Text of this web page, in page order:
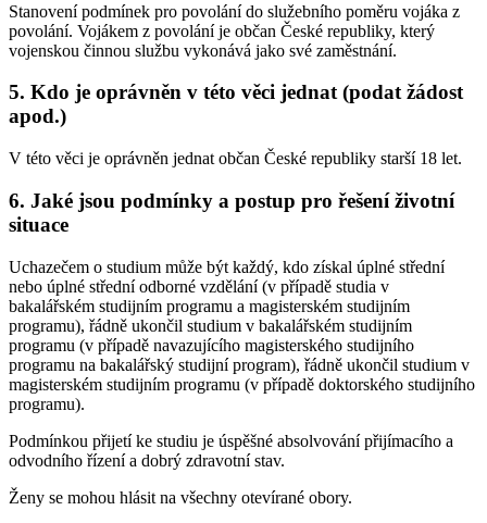
Stanovení podmínek pro povolání do služebního poměru vojáka z
povolání. Vojákem z povolání je občan České republiky, který
vojenskou činnou službu vykonává jako své zaměstnání.
5. Kdo je oprávněn v této věci jednat (podat žádost
apod.)
V této věci je oprávněn jednat občan České republiky starší 18 let.
6. Jaké jsou podmínky a postup pro řešení životní
situace
Uchazečem o studium může být každý, kdo získal úplné střední
nebo úplné střední odborné vzdělání (v případě studia v
bakalářském studijním programu a magisterském studijním
programu), řádně ukončil studium v bakalářském studijním
programu (v případě navazujícího magisterského studijního
programu na bakalářský studijní program), řádně ukončil studium v
magisterském studijním programu (v případě doktorského studijního
programu).
Podmínkou přijetí ke studiu je úspěšné absolvování přijímacího a
odvodního řízení a dobrý zdravotní stav.
Ženy se mohou hlásit na všechny otevírané obory.